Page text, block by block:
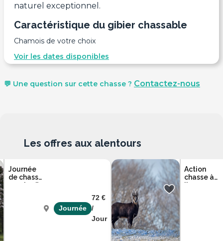
naturel exceptionnel.
Caractéristique du gibier chassable
Chamois de votre choix
Voir les dates disponibles
💬 Une question sur cette chasse ? Contactez-nous
Journée
de chasse
vendredi
Journée
72 €
/
Jour
Action
chasse à
l'arc au
Les offres aux alentours